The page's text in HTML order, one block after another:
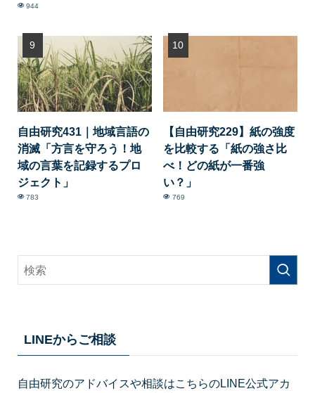
944
自由研究431｜地域言語の
消滅「方言を守ろう！地
域の言葉を記録するプロ
ジェクト」
783
【自由研究229】紙の強度
を比較する「紙の強さ比
べ！どの紙が一番強
い？」
769
LINEからご相談
自由研究のアドバイスや相談はこちらのLINE公式アカ